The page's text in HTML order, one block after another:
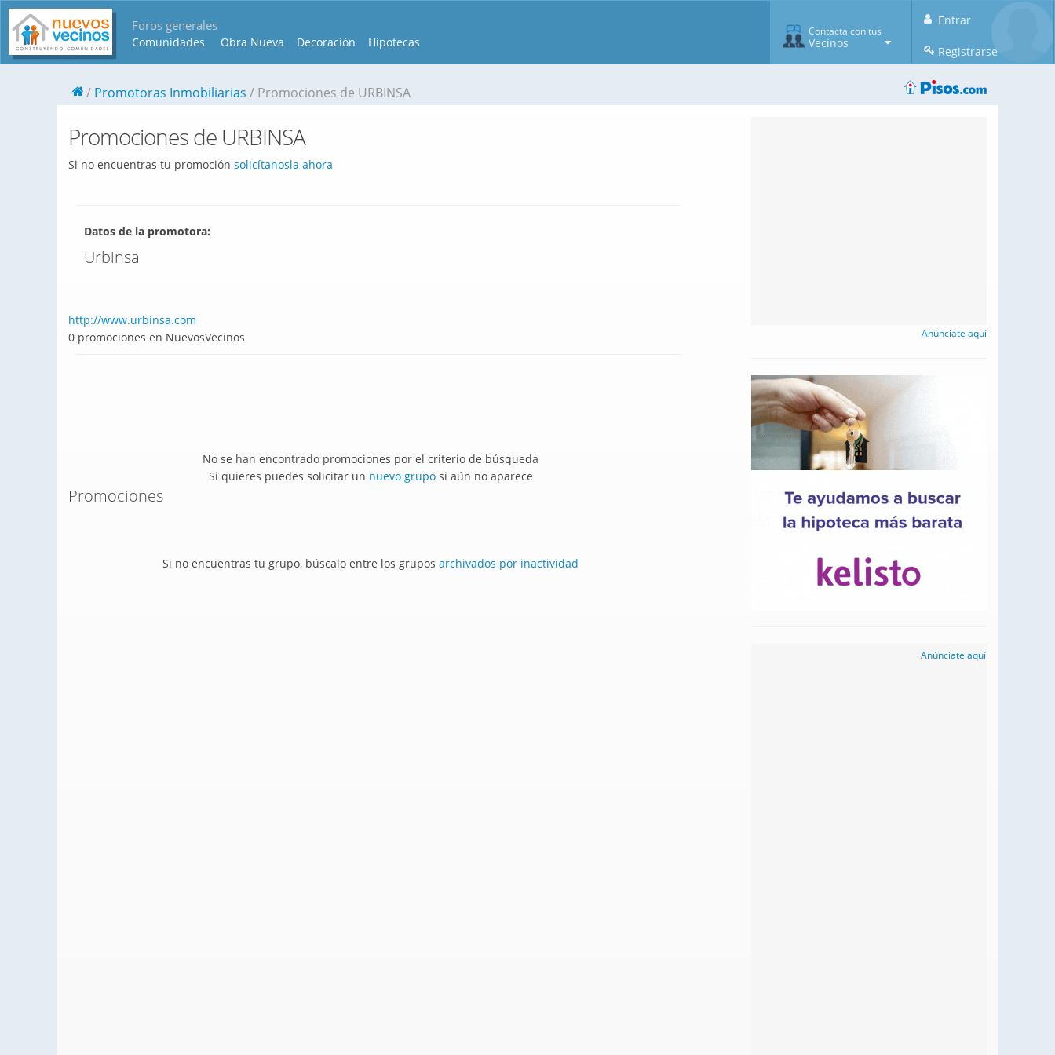
Foros generales
Comunidades Obra Nueva Decoración Hipotecas
Entrar
Registrarse
Contacta con tus
Vecinos
Promotoras Inmobiliarias Promociones de URBINSA
Promociones de URBINSA
Si no encuentras tu promoción solicítanosla ahora
Datos de la promotora:
Urbinsa
http://www.urbinsa.com
0 promociones en NuevosVecinos
No se han encontrado promociones por el criterio de búsqueda
Si quieres puedes solicitar un nuevo gruposi aún no aparece
Promociones
Si no encuentras tu grupo, búscalo entre los grupos archivados por inactividad
Anúnciate aquí
Anúnciate aquí